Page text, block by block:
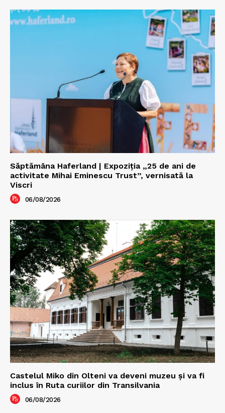
Săptămâna Haferland | Expoziţia „25 de ani de
activitate Mihai Eminescu Trust”, vernisată la
Viscri
06/08/2026
Castelul Miko din Olteni va deveni muzeu şi va fi
inclus în Ruta curiilor din Transilvania
06/08/2026